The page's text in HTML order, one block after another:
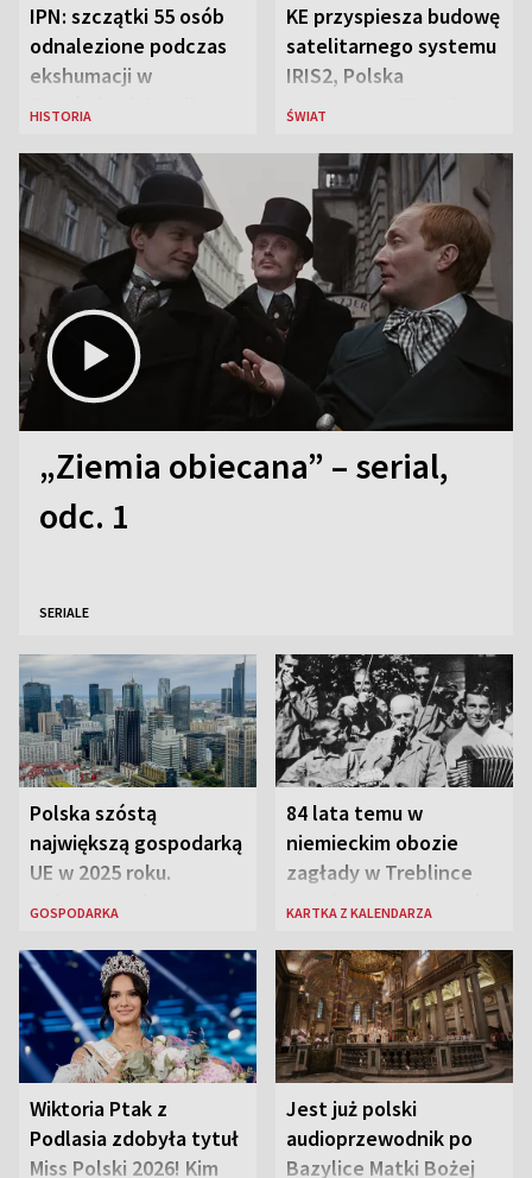
IPN: szczątki 55 osób
odnalezione podczas
ekshumacji w
Ostrówkach i Woli
HISTORIA
KE przyspiesza budowę
satelitarnego systemu
IRIS2, Polska
przeznaczy 656 mln
ŚWIAT
„Ziemia obiecana” – serial,
odc. 1
SERIALE
Polska szóstą
największą gospodarką
UE w 2025 roku.
Najnowsze dane
GOSPODARKA
84 lata temu w
niemieckim obozie
zagłady w Treblince
zmarł Janusz Korczak
KARTKA Z KALENDARZA
Wiktoria Ptak z
Podlasia zdobyła tytuł
Miss Polski 2026! Kim
Jest już polski
audioprzewodnik po
Bazylice Matki Bożej